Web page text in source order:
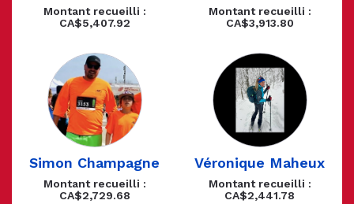
Montant recueilli :
CA$5,407.92
Montant recueilli :
CA$3,913.80
Simon Champagne
Montant recueilli :
CA$2,729.68
Véronique Maheux
Montant recueilli :
CA$2,441.78